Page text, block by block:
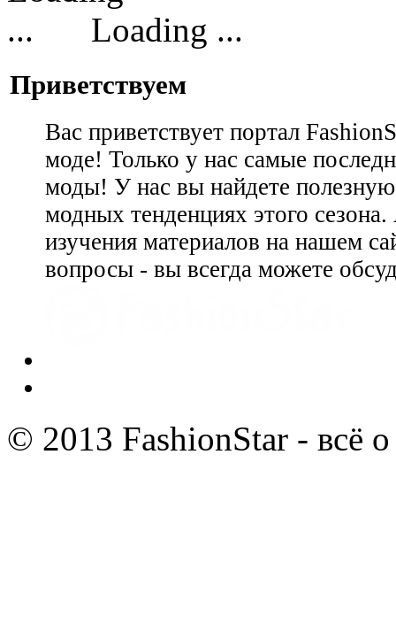
Loading ...
Приветствуем
Вас приветствует портал
моде! Только у нас самые
моды! У нас вы найдете
модных тенденциях этого
изучения материалов на нашем
вопросы - вы всегда можете
© 2013 FashionStar - всё